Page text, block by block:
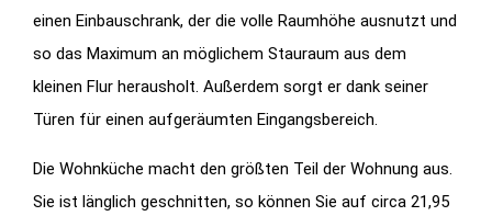
einen Einbauschrank, der die volle Raumhöhe ausnutzt und
so das Maximum an möglichem Stauraum aus dem
kleinen Flur herausholt. Außerdem sorgt er dank seiner
Türen für einen aufgeräumten Eingangsbereich.
Die Wohnküche macht den größten Teil der Wohnung aus.
Sie ist länglich geschnitten, so können Sie auf circa 21,95